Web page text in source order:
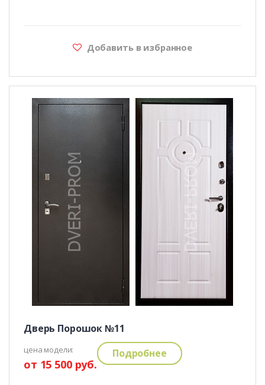
Добавить в избранное
Дверь Порошок №11
цена модели:
от 15 500 руб.
Подробнее